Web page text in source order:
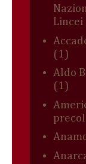
Lincei
(1)
Aldo
(1)